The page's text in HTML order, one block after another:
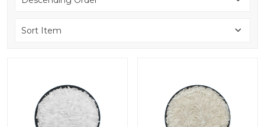
Sort Item